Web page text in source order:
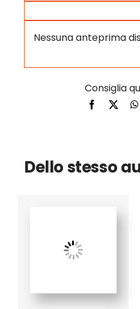
Nessuna anteprima
Dello stesso